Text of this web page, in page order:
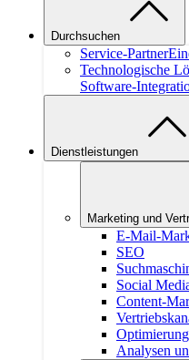
Durchsuchen
Service-Partner
Technologische
Software-
Dienstleistungen
Marketing und
E-Mail-
SEO
Social
Content-
Analysen